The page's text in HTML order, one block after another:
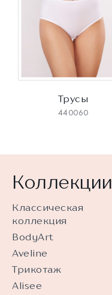
Трусы
440060
Коллекции
Классическая
коллекция
BodyArt
Aveline
Трикотаж
Alisee